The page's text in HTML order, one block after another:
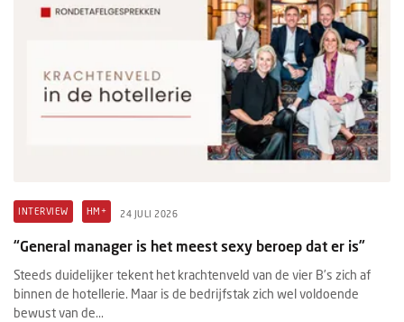
INTERVIEW HM+ 24 JULI 2026
“General manager is het meest sexy beroep dat er is”
Steeds duidelijker tekent het krachtenveld van de vier B’s zich af
binnen de hotellerie. Maar is de bedrijfstak zich wel voldoende
bewust van de...